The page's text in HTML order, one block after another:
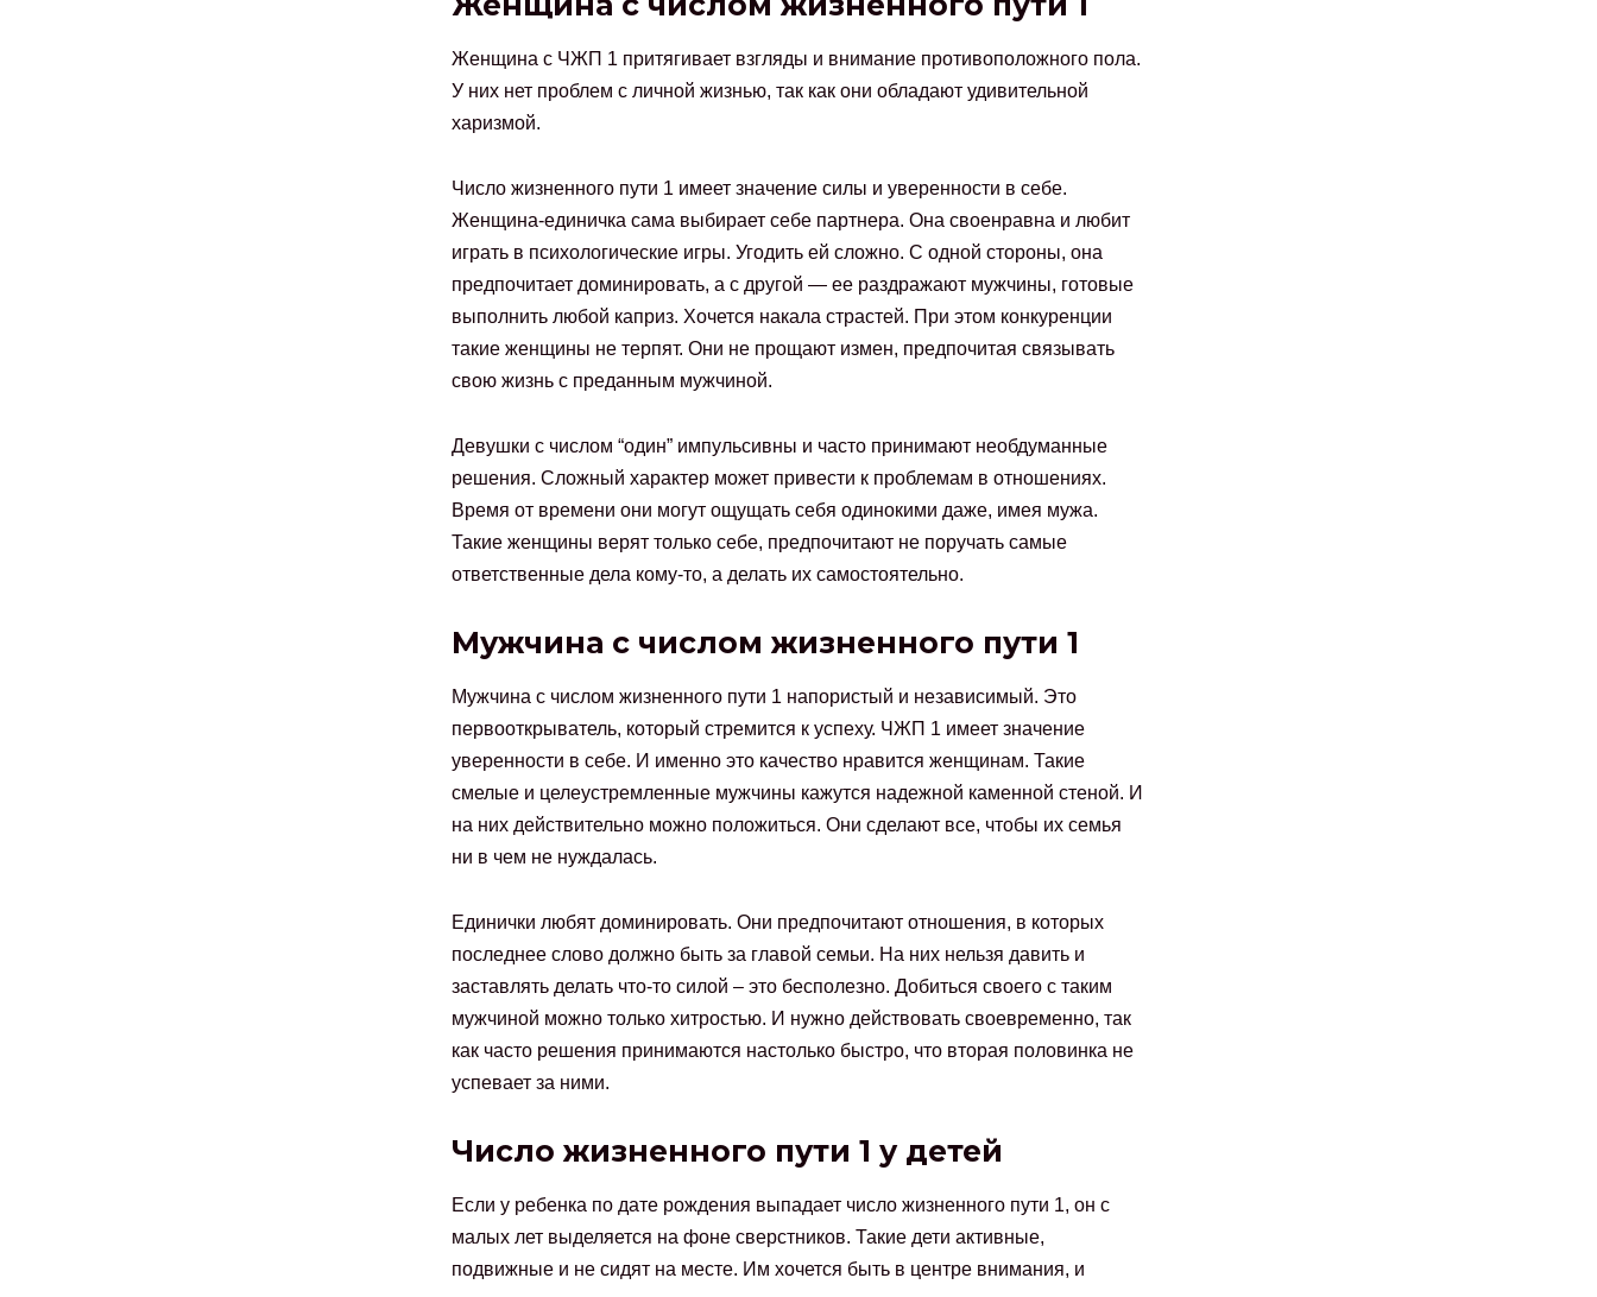
Женщина с ЧЖП 1 притягивает взгляды и внимание противоположного пола.
У них нет проблем с личной жизнью, так как они обладают удивительной
харизмой.
Число жизненного пути 1 имеет значение силы и уверенности в себе.
Женщина-единичка сама выбирает себе партнера. Она своенравна и любит
играть в психологические игры. Угодить ей сложно. С одной стороны, она
предпочитает доминировать, а с другой — ее раздражают мужчины, готовые
выполнить любой каприз. Хочется накала страстей. При этом конкуренции
такие женщины не терпят. Они не прощают измен, предпочитая связывать
свою жизнь с преданным мужчиной.
Девушки с числом “один” импульсивны и часто принимают необдуманные
решения. Сложный характер может привести к проблемам в отношениях.
Время от времени они могут ощущать себя одинокими даже, имея мужа.
Такие женщины верят только себе, предпочитают не поручать самые
ответственные дела кому-то, а делать их самостоятельно.
Мужчина с числом жизненного пути 1
Мужчина с числом жизненного пути 1 напористый и независимый. Это
первооткрыватель, который стремится к успеху. ЧЖП 1 имеет значение
уверенности в себе. И именно это качество нравится женщинам. Такие
смелые и целеустремленные мужчины кажутся надежной каменной стеной. И
на них действительно можно положиться. Они сделают все, чтобы их семья
ни в чем не нуждалась.
Единички любят доминировать. Они предпочитают отношения, в которых
последнее слово должно быть за главой семьи. На них нельзя давить и
заставлять делать что-то силой – это бесполезно. Добиться своего с таким
мужчиной можно только хитростью. И нужно действовать своевременно, так
как часто решения принимаются настолько быстро, что вторая половинка не
успевает за ними.
Число жизненного пути 1 у детей
Если у ребенка по дате рождения выпадает число жизненного пути 1, он с
малых лет выделяется на фоне сверстников. Такие дети активные,
подвижные и не сидят на месте. Им хочется быть в центре внимания, и